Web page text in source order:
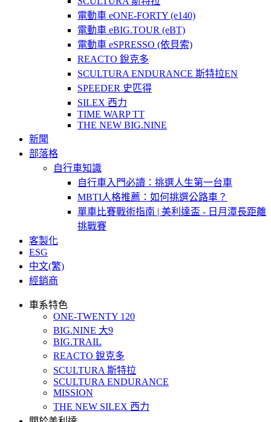
電動車 eONE-FORTY (e140)
電動車 eBIG.TOUR (eBT)
電動車 eSPRESSO (依貝索)
REACTO 銳克多
SCULTURA ENDURANCE 斯特拉EN
SPEEDER 史匹得
SILEX 西力
TIME WARP TT
THE NEW BIG.NINE
新聞
部落格
自行車知識
自行車入門必讀：挑選人生第一台車
MBTI人格推薦：如何挑選公路車？
單車比賽戰術指南 | 美利達盃 - 日月潭長距離
挑戰賽
客製化
ESG
中文(繁)
經銷商
車系特色
ONE-TWENTY 120
BIG.NINE 大9
BIG.TRAIL
REACTO 銳克多
SCULTURA 斯特拉
SCULTURA ENDURANCE
MISSION
THE NEW SILEX 西力